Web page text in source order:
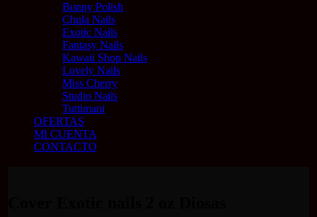
Bunny Polish
Chula Nails
Exotic Nails
Fantasy Nails
Kawaii Shop Nails
Lovely Nails
Miss Cherry
Studio Nails
Tuttimani
OFERTAS
MI CUENTA
CONTACTO